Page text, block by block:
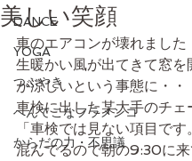
DANCE
YOGA
つぶやき
へんてこなフラメンコ
からだの力・不思議
美しい笑顔
車のエアコンが壊れました
生暖かい風が出てきて窓を
が涼しいという事態に・・
車検に出した某大手のチェ
「車検では見ない項目で
混んでるので朝の9:30に